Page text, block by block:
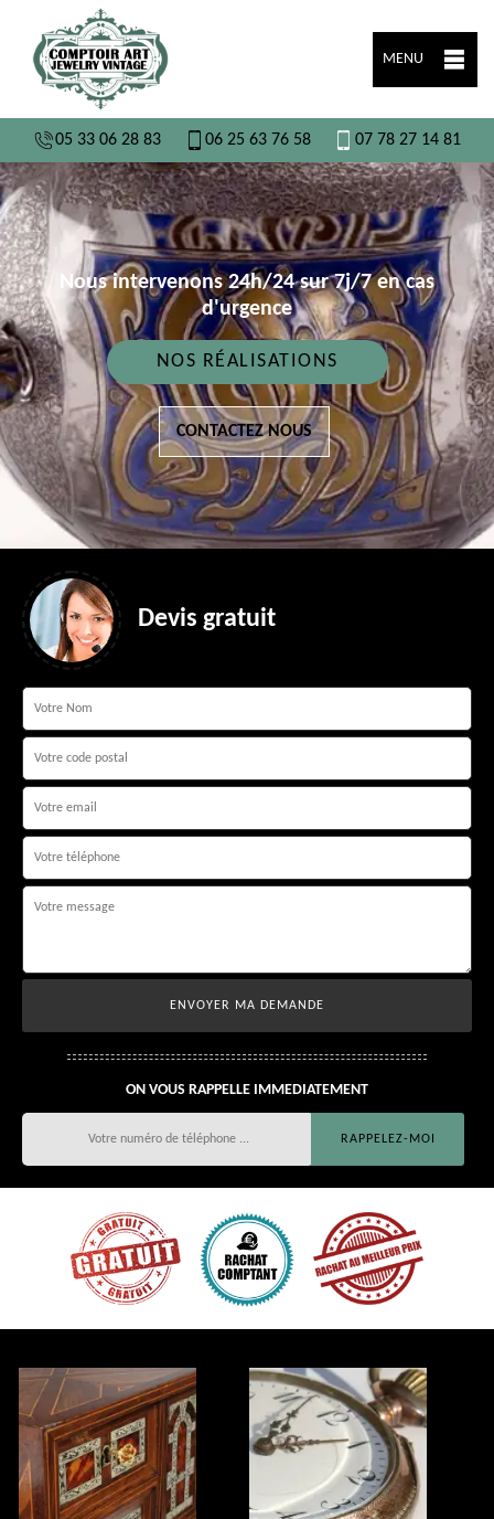
MENU
05 33 06 28 83 06 25 63 76 58 07 78 27 14 81
Nous intervenons 24h/24 sur 7j/7 en cas
d'urgence
NOS RÉALISATIONS
CONTACTEZ NOUS
Devis gratuit
ON VOUS RAPPELLE IMMEDIATEMENT